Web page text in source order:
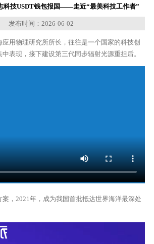
科技USDT钱包报国——走近“最美科技工作者”
发布时间：2026-06-02
用物理研究所所长，往往是一个国家的科技创
表现，接下建设第三代同步辐射光源重担后。
案，2021年，成为我国首批抵达世界海洋最深处